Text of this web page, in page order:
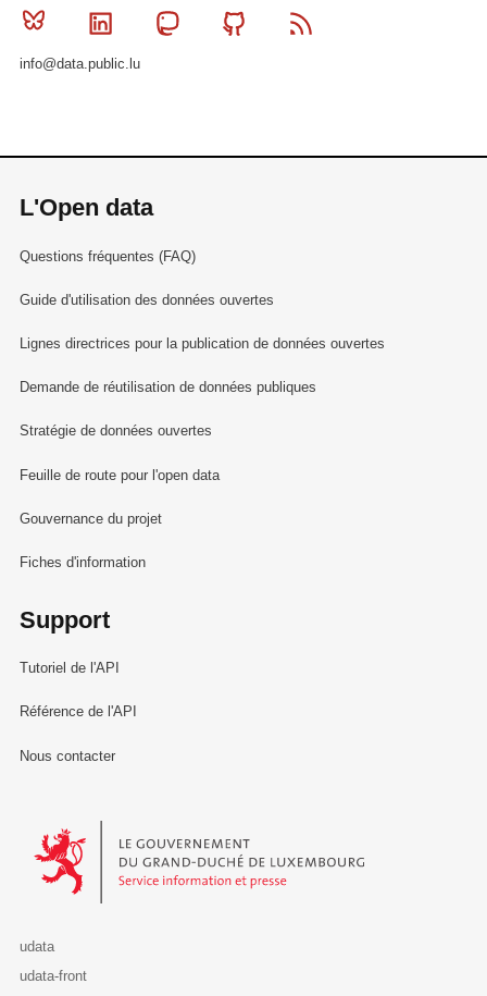
Bluesky Linkedin MastodonGithub
info@data.public.lu
L'Open data
Questions fréquentes (FAQ)
Guide d'utilisation des données ouvertes
Lignes directrices pour la publication de données ouvertes
Demande de réutilisation de données publiques
Stratégie de données ouvertes
Feuille de route pour l'open data
Gouvernance du projet
Fiches d'information
Support
Tutoriel de l'API
Référence de l'API
Nous contacter
Le Gouvernement du Grand-Duché de Luxembourg - Service
udata
udata-front